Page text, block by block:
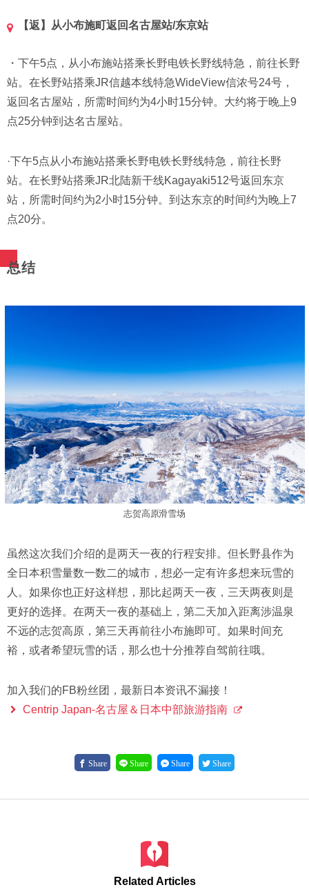
【返】从小布施町返回名古屋站/东京站
・下午5点，从小布施站搭乘长野电铁长野线特急，前往长野
站。在长野站搭乘JR信越本线特急WideView信浓号24号，
返回名古屋站，所需时间约为4小时15分钟。大约将于晚上9
点25分钟到达名古屋站。
·下午5点从小布施站搭乘长野电铁长野线特急，前往长野
站。在长野站搭乘JR北陆新干线Kagayaki512号返回东京
站，所需时间约为2小时15分钟。到达东京的时间约为晚上7
点20分。
总结
志贺高原滑雪场
虽然这次我们介绍的是两天一夜的行程安排。但长野县作为
全日本积雪量数一数二的城市，想必一定有许多想来玩雪的
人。如果你也正好这样想，那比起两天一夜，三天两夜则是
更好的选择。在两天一夜的基础上，第二天加入距离涉温泉
不远的志贺高原，第三天再前往小布施即可。如果时间充
裕，或者希望玩雪的话，那么也十分推荐自驾前往哦。
加入我们的FB粉丝团，最新日本资讯不漏接！
Centrip Japan-名古屋＆日本中部旅游指南
Share Share Share Share
Related Articles